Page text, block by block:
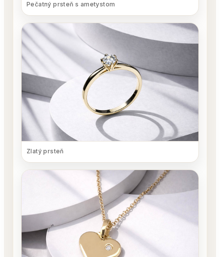
Pečatný prsteň s ametystom
Zlatý prsteň